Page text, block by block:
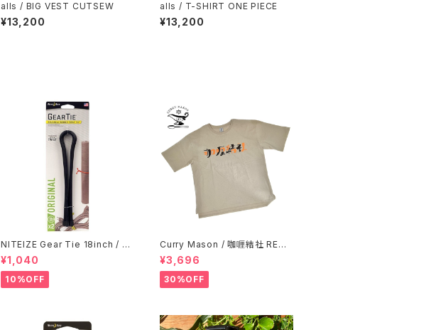
alls / BIG VEST CUTSEW
¥13,200
alls / T-SHIRT ONE PIECE
¥13,200
NITEIZE Gear Tie 18inch / ブ
ラック
¥1,040
10%OFF
Curry Mason / 咖喱結社 RETR
O T-Shirt
¥3,696
30%OFF